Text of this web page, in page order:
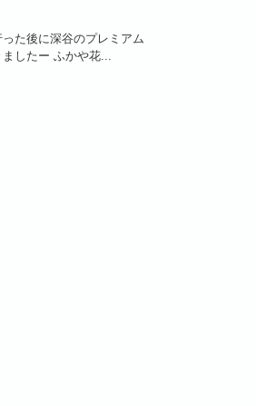
た後に深谷のプレミアム
したー ふかや花...